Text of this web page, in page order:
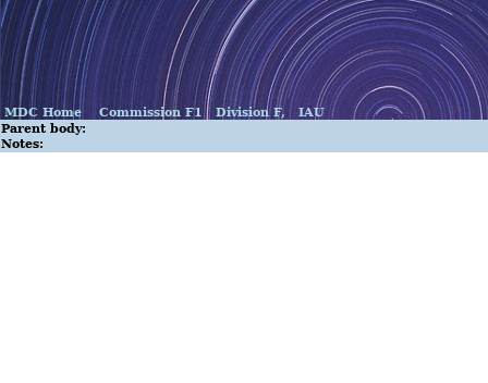
MDC Home Commission F1 Division F,
IAU
Parent body:
Notes: